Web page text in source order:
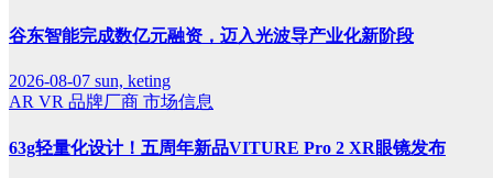
谷东智能完成数亿元融资，迈入光波导产业化新阶段
2026-08-07 sun, keting
AR VR 品牌厂商 市场信息
63g轻量化设计！五周年新品VITURE Pro 2 XR眼镜发布